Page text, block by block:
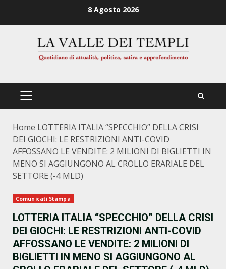
8 Agosto 2026
PRIMÄRES
Home LOTTERIA ITALIA “SPECCHIO” DELLA CRISI
DEI GIOCHI: LE RESTRIZIONI ANTI-COVID
AFFOSSANO LE VENDITE: 2 MILIONI DI BIGLIETTI IN
MENO SI AGGIUNGONO AL CROLLO ERARIALE DEL
SETTORE (-4 MLD)
Comunicati Stampa
LOTTERIA ITALIA “SPECCHIO” DELLA CRISI
DEI GIOCHI: LE RESTRIZIONI ANTI-COVID
AFFOSSANO LE VENDITE: 2 MILIONI DI
BIGLIETTI IN MENO SI AGGIUNGONO AL